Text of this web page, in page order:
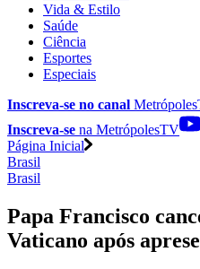
Vida & Estilo
Saúde
Ciência
Esportes
Especiais
Inscreva-se no canal
Inscreva-se na MetrópolesTV
Página Inicial
Brasil
Brasil
Papa Francisco
Vaticano após